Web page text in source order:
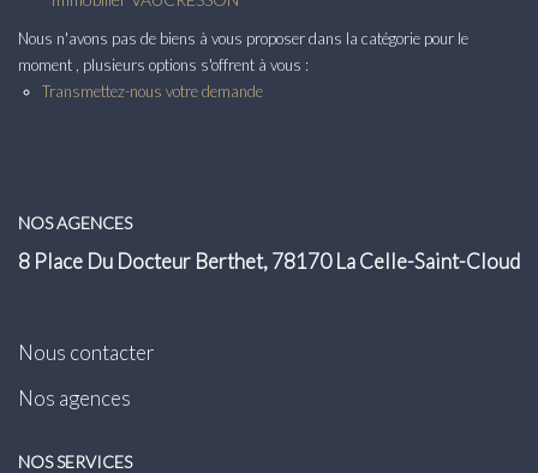
Transaction
Location
Nous Rejoindre
Nous n'avons pas de biens à vous proposer dans la catégorie pour le
moment , plusieurs options s'offrent à vous :
Transmettez-nous votre demande
NOS AGENCES
8 Place Du Docteur Berthet, 78170 La Celle-Saint-Cloud
Nous contacter
Nos agences
NOS SERVICES